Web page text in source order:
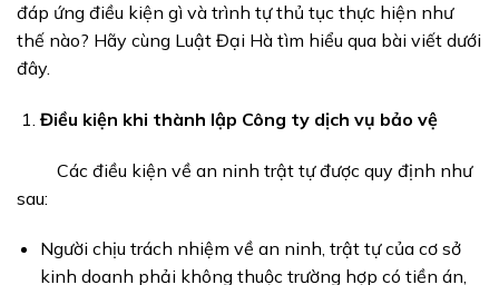
đáp ứng điều kiện gì và trình tự thủ tục thực hiện như
thế nào? Hãy cùng Luật Đại Hà tìm hiểu qua bài viết dưới
đây.
Điều kiện khi thành lập Công ty dịch vụ bảo vệ
Các điều kiện về an ninh trật tự được quy định như
sau:
Người chịu trách nhiệm về an ninh, trật tự của cơ sở
kinh doanh phải không thuộc trường hợp có tiền án,